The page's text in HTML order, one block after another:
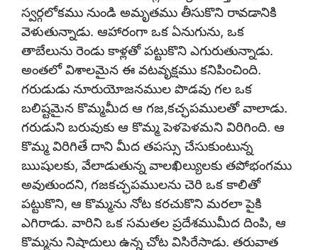
స్వర్గలోకము నుండి అమృతము తీసుకొని రావడానికి
వెళుతున్నాడు. ఆహారంగా ఒక ఏనుగును, ఒక
తాబేలును రెండు కాళ్లతో పట్టుకొని ఎగురుతున్నాడు.
అంతలో విశాలమైన ఈ వటవృక్షము కనిపించింది.
గరుడుడు నూరుయోజనముల పొడవు గల ఒక
బలిష్టమైన కొమ్మమీద ఆ గజ,కచ్ఛపములతో వాలాడు.
గరుడుని బరువుకు ఆ కొమ్మ పెళపెళమని విరిగింది. ఆ
కొమ్మ విరిగితే దాని మీద తపస్సు చేసుకుంటున్న
ఋషులకు, వేలాడుతున్న వాలఖిల్యులకు తపోభంగము
అవుతుందని, గజకచ్ఛపములను చెరి ఒక కాలితో
పట్టుకొని, ఆ కొమ్మను నోట కరచుకొని మరలా పైకి
ఎగిరాడు. వారిని ఒక సమతల ప్రదేశముమీద దింపి, ఆ
కొమ్మను నిషాదులు ఉన్న చోట విసిరేసాడు. తరువాత